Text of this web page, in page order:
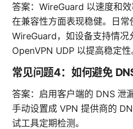
答案：WireGuard 以速度和
在兼容性方面表现稳健。日常
WireGuard，如设备支持情况
OpenVPN UDP 以提高稳定性
常见问题4：如何避免
答案：启用客户端的 DNS 泄
手动设置成 VPN 提供商的
试工具定期检测。